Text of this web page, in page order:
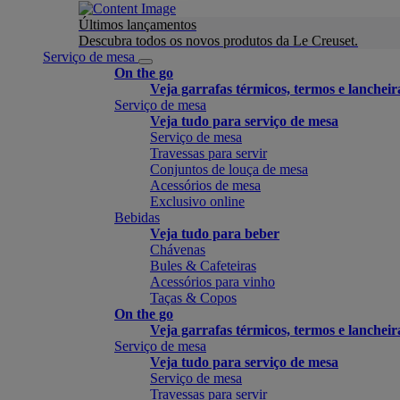
Últimos lançamentos
Descubra todos os novos produtos da Le Creuset.
Serviço de mesa
On the go
Veja garrafas térmicos, termos e
Serviço de mesa
Veja tudo para serviço de mesa
Serviço de mesa
Travessas para servir
Conjuntos de louça de mesa
Acessórios de mesa
Exclusivo online
Bebidas
Veja tudo para beber
Chávenas
Bules & Cafeteiras
Acessórios para vinho
Taças & Copos
On the go
Veja garrafas térmicos, termos e
Serviço de mesa
Veja tudo para serviço de mesa
Serviço de mesa
Travessas para servir